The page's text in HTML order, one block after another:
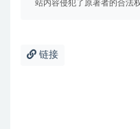
站内容侵犯了原著者的合法
链接